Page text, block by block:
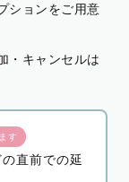
ションをご用意
・キャンセルは
す
直前での延